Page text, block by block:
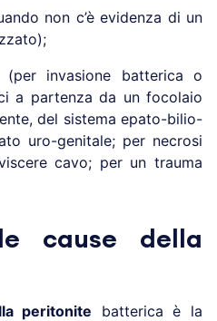
non c’è evidenza di un
(per invasione batterica o
a partenza da un focolaio
del sistema epato-bilio-
uro-genitale; per necrosi
cavo; per un trauma
cause della
peritonite batterica è la